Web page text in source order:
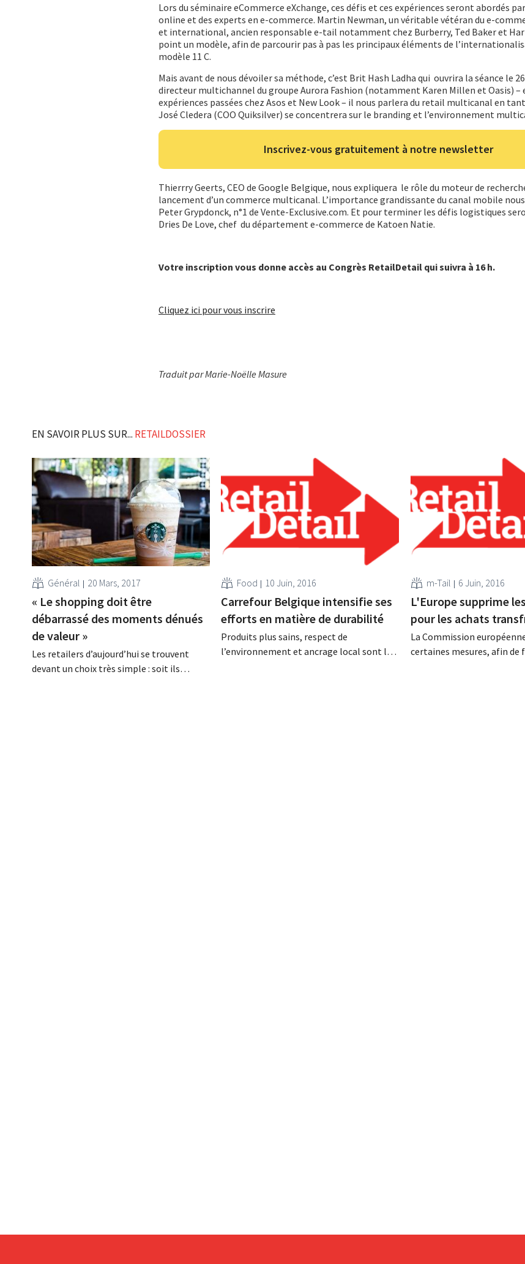
Lors du séminaire eCommerce eXchange, ces défis et ces expériences seront abordés
online et des experts en e-commerce. Martin Newman, un véritable vétéran du e-
et international, ancien responsable e-tail notamment chez Burberry, Ted Baker et
point un modèle, afin de parcourir pas à pas les principaux éléments de
modèle 11 C.
Mais avant de nous dévoiler sa méthode, c’est Brit Hash Ladha qui ouvrira la séance le
directeur multichannel du groupe Aurora Fashion (notamment Karen Millen et Oasis) –
expériences passées chez Asos et New Look – il nous parlera du retail multicanal en
José Cledera (COO Quiksilver) se concentrera sur le branding et l’environnement
Inscrivez-vous gratuitement à notre newsletter
Thierrry Geerts, CEO de Google Belgique, nous expliquera le rôle du moteur de
lancement d’un commerce multicanal. L’importance grandissante du canal mobile
Peter Grypdonck, n°1 de Vente-Exclusive.com. Et pour terminer les défis logistiques
Dries De Love, chef du département e-commerce de Katoen Natie.
Votre inscription vous donne accès au Congrès RetailDetail qui suivra à 16 h.
Cliquez ici pour vous inscrire
Traduit par Marie-Noëlle Masure
EN SAVOIR PLUS SUR... RETAILDOSSIER
Général 20 Mars, 2017
« Le shopping doit être
débarrassé des moments dénués
de valeur »
Les retailers d’aujourd’hui se trouvent
devant un choix très simple : soit ils
Food 10 Juin, 2016
Carrefour Belgique intensifie ses
efforts en matière de durabilité
Produits plus sains, respect de
l’environnement et ancrage local sont les
m-Tail 6 Juin, 2016
L'Europe supprime
pour les achats
La Commission
certaines mesures, afin de